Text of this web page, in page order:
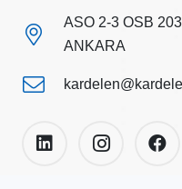
ASO 2-3 OSB
ANKARA